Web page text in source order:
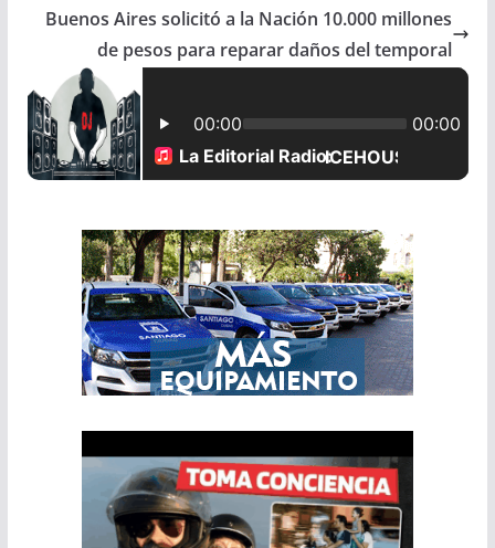
o
o
k
s
A
Buenos Aires solicitó a la Nación 10.000 millones
de pesos para reparar daños del temporal